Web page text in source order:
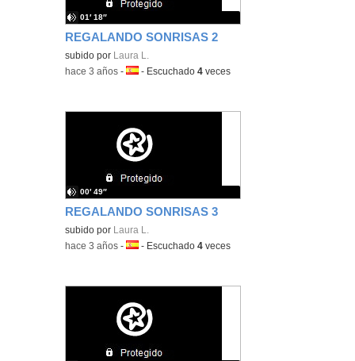
REGALANDO SONRISAS 2
subido por Laura L.
01′ 18″
-hace 3 años -Idioma:
- Escuchado4 veces
REGALANDO SONRISAS 3
subido por Laura L.
00′ 49″
-hace 3 años -Idioma:
- Escuchado4 veces